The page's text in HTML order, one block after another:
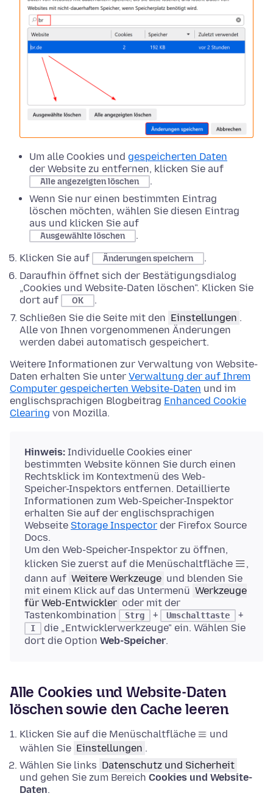
Um alle Cookies und gespeicherten Daten
der Website zu entfernen, klicken Sie auf
Alle angezeigten löschen
.
Wenn Sie nur einen bestimmten Eintrag
löschen möchten, wählen Sie diesen Eintrag
aus und klicken Sie auf
Ausgewählte löschen
.
Klicken Sie auf
Änderungen speichern
.
Daraufhin öffnet sich der Bestätigungsdialog
„Cookies und Website-Daten löschen". Klicken Sie
dort auf
OK
.
Schließen Sie die Seite mit den Einstellungen .
Alle von Ihnen vorgenommenen Änderungen
werden dabei automatisch gespeichert.
Weitere Informationen zur Verwaltung von Website-
Daten erhalten Sie unter Verwaltung der auf Ihrem
Computer gespeicherten Website-Daten und im
englischsprachigen Blogbeitrag Enhanced Cookie
Clearing von Mozilla.
Hinweis: Individuelle Cookies einer
bestimmten Website können Sie durch einen
Rechtsklick im Kontextmenü des Web-
Speicher-Inspektors entfernen. Detaillierte
Informationen zum Web-Speicher-Inspektor
erhalten Sie auf der englischsprachigen
Webseite Storage Inspector der Firefox Source
Docs.
Um den Web-Speicher-Inspektor zu öffnen,
klicken Sie zuerst auf die Menüschaltfläche
,
dann auf Weitere Werkzeuge und blenden Sie
mit einem Klick auf das Untermenü Werkzeuge
für Web-Entwickler oder mit der
Tastenkombination
Strg + Umschalttaste +
I
die „Entwicklerwerkzeuge" ein. Wählen Sie
dort die Option Web-Speicher.
Alle Cookies und Website-Daten
löschen sowie den Cache leeren
Klicken Sie auf die Menüschaltfläche
und
wählen Sie Einstellungen .
Wählen Sie links Datenschutz und Sicherheit
und gehen Sie zum Bereich Cookies und Website-
Daten.